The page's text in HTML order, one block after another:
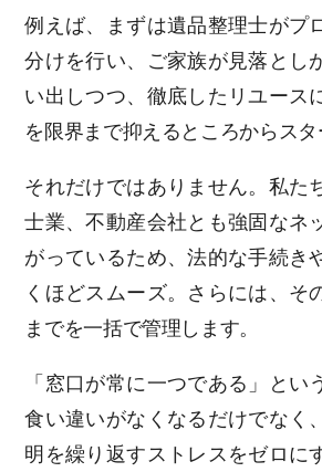
例えば、まずは遺品整理士がプ
分けを行い、ご家族が見落とし
い出しつつ、徹底したリユース
を限界まで抑えるところからスタ
それだけではありません。私た
士業、不動産会社とも強固なネ
がっているため、法的な手続き
くほどスムーズ。さらには、そ
までを一括で管理します。
「窓口が常に一つである」とい
食い違いがなくなるだけでなく
明を繰り返すストレスをゼロに